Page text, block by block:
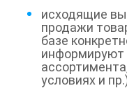
исходящие
продажи
базе
информируют
условиях и